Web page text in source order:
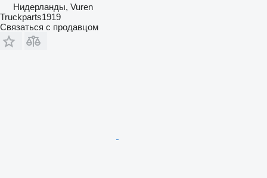
Нидерланды, Vuren
Truckparts1919
Связаться с продавцом